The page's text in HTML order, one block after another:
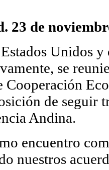
23 de
Unidos
se
Cooperación
de seguir
Andina.
encuentro
nuestros